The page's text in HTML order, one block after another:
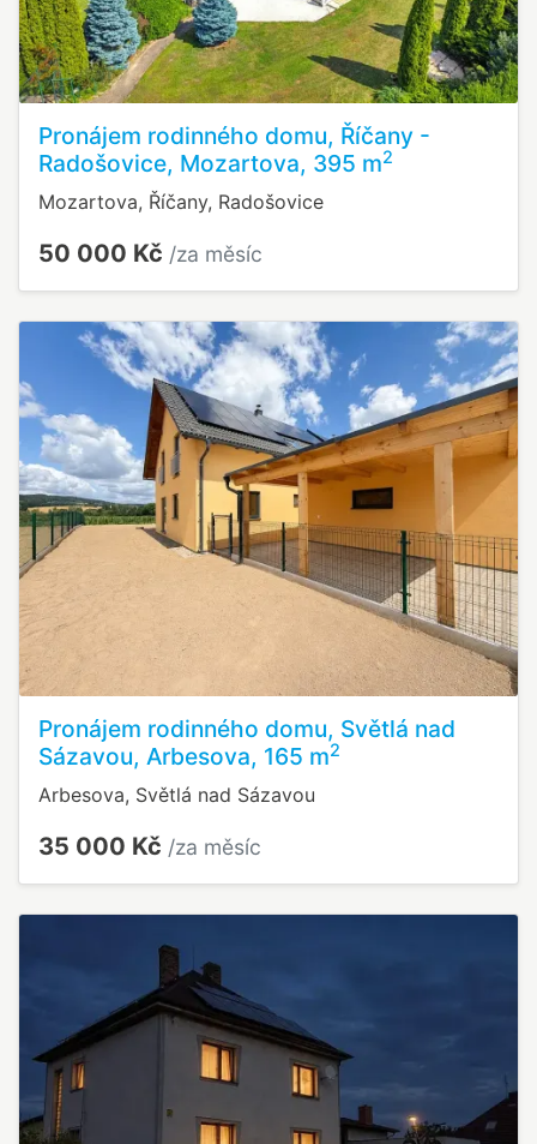
Pronájem rodinného domu, Říčany -
Radošovice, Mozartova, 395 m2
Mozartova, Říčany, Radošovice
50 000 Kč /za měsíc
Pronájem rodinného domu, Světlá nad
Sázavou, Arbesova, 165 m2
Arbesova, Světlá nad Sázavou
35 000 Kč /za měsíc